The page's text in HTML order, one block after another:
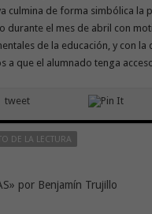
culmina de forma simbólica la
durante el mes de abril con
de la educación, y con
a que el alumnado tenga
tweet
DE LA LECTURA
por Benjamín Trujillo